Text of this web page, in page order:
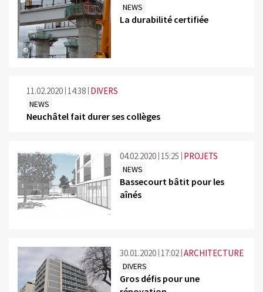
©
NEWS
La durabilité certifiée
11.02.2020 14:38 DIVERS
NEWS
Neuchâtel fait durer ses collèges
©
04.02.2020 15:25 PROJETS
NEWS
Bassecourt bâtit pour les
aînés
30.01.2020 17:02 ARCHITECTURE
DIVERS
Gros défis pour une